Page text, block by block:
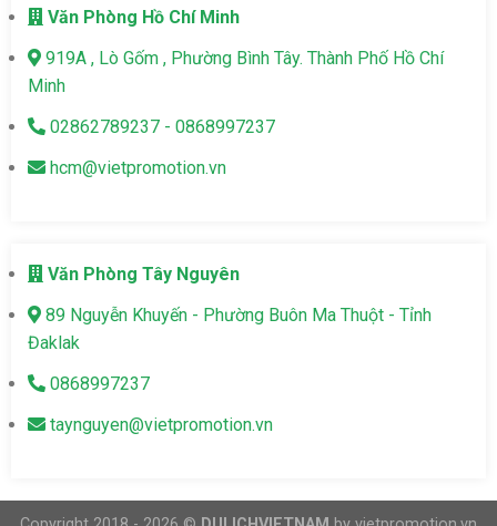
Văn Phòng Hồ Chí Minh
919A , Lò Gốm , Phường Bình Tây. Thành Phố Hồ Chí
Minh
02862789237 - 0868997237
hcm@vietpromotion.vn
Văn Phòng Tây Nguyên
89 Nguyễn Khuyến - Phường Buôn Ma Thuột - Tỉnh
Đaklak
0868997237
taynguyen@vietpromotion.vn